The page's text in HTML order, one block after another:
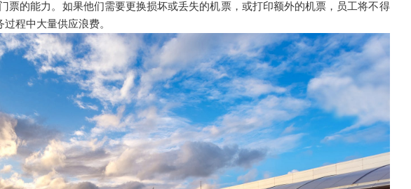
票的能力。如果他们需要更换损坏或丢失的机票，或打印额外的机票，员工将不得
程中大量供应浪费。